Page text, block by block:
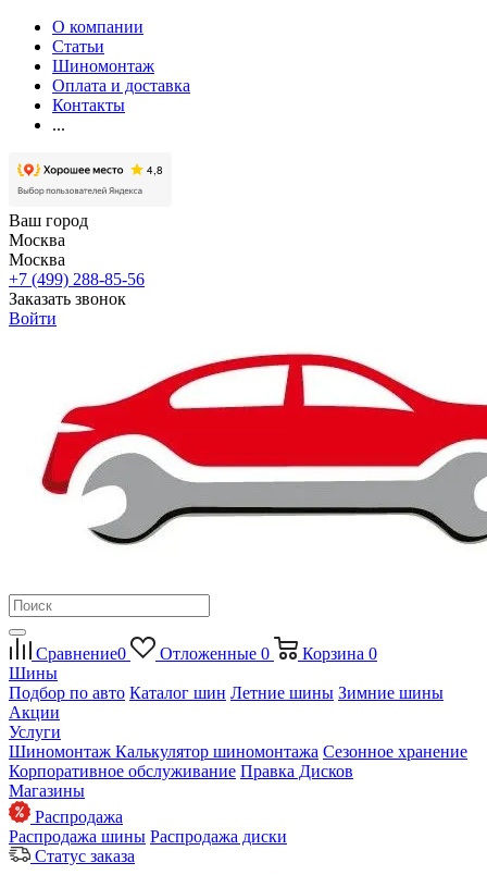
О компании
Статьи
Шиномонтаж
Оплата и доставка
Контакты
...
Ваш город
Москва
Москва
+7 (499) 288-85-56
Заказать звонок
Войти
Сравнение0 Отложенные 0 Корзина 0
Шины
Подбор по авто Каталог шин Летние шины Зимние шины
Акции
Услуги
Шиномонтаж Калькулятор шиномонтажа Сезонное хранение
Корпоративное обслуживание Правка Дисков
Магазины
Распродажа
Распродажа шины Распродажа диски
Статус заказа